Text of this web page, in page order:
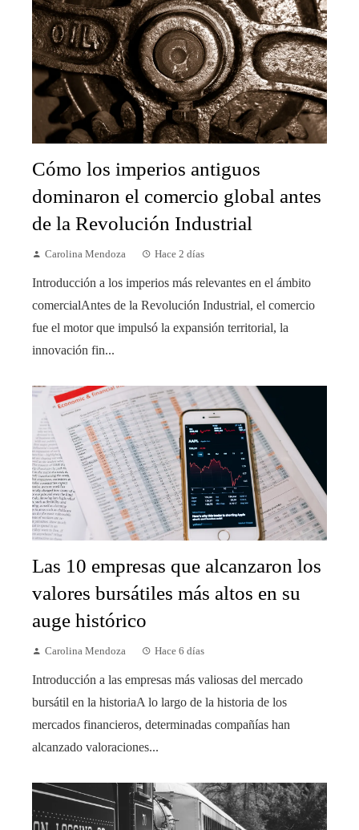
Cómo los imperios antiguos
dominaron el comercio global antes
de la Revolución Industrial
Carolina Mendoza Hace 2 días
Introducción a los imperios más relevantes en el ámbito
comercialAntes de la Revolución Industrial, el comercio
fue el motor que impulsó la expansión territorial, la
innovación fin...
Las 10 empresas que alcanzaron los
valores bursátiles más altos en su
auge histórico
Carolina Mendoza Hace 6 días
Introducción a las empresas más valiosas del mercado
bursátil en la historiaA lo largo de la historia de los
mercados financieros, determinadas compañías han
alcanzado valoraciones...